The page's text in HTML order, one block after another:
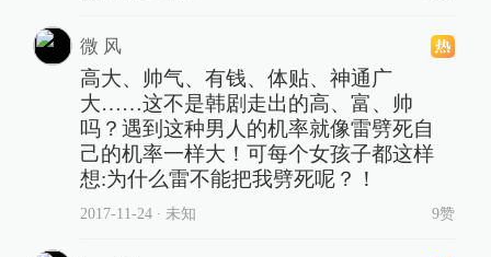
微 风
高大、帅气、有钱、体贴、神通广
大……这不是韩剧走出的高、富、帅
吗？遇到这种男人的机率就像雷劈死自
己的机率一样大！可每个女孩子都这样
想:为什么雷不能把我劈死呢？！
2017-11-24∙ 未知 9赞